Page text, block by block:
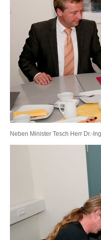
Neben Minister Tesch Herr Dr.-